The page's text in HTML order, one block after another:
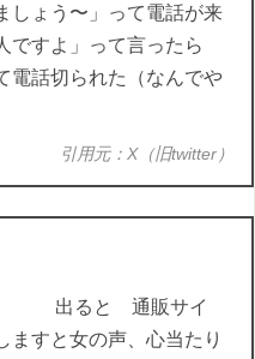
しょう〜」って電話が来
ですよ」って言ったら
電話切られた（なんでや
引用元：X（旧twitter）
信 出ると 通販サイ
すと女の声、心当たり